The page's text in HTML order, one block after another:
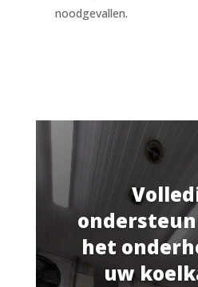
noodgevallen.
het
uw